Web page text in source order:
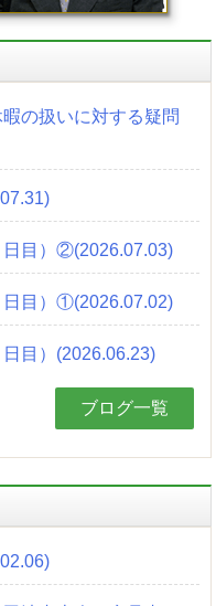
の扱いに対する疑問
日目）②(2026.07.03)
日目）①(2026.07.02)
目）(2026.06.23)
ブログ一覧